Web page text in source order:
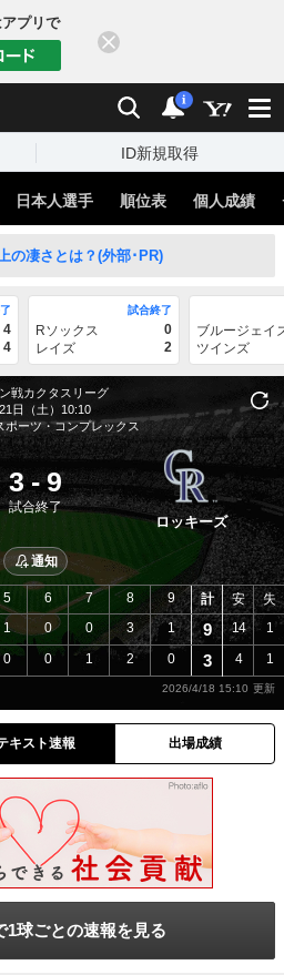
プリで
検索 通知
i
ID新規取得
日本人選手 順位表 個人成績
の凄さとは？(外部･PR)
4
4
試合終了
Rソックス
0
レイズ
2
ブルージェイ
ツインズ
戦カクタスリーグ
日（土）10:10
ポーツ・コンプレックス
3 - 9
試合終了
ロッキーズ
通知
5 6 7 8
9
1 0 0 3
1
0 0 1 2 0
計 安 失
9 14 1
3 4 1
2026/4/18 15:10
キスト速報 出場成績
1球ごとの速報を見る